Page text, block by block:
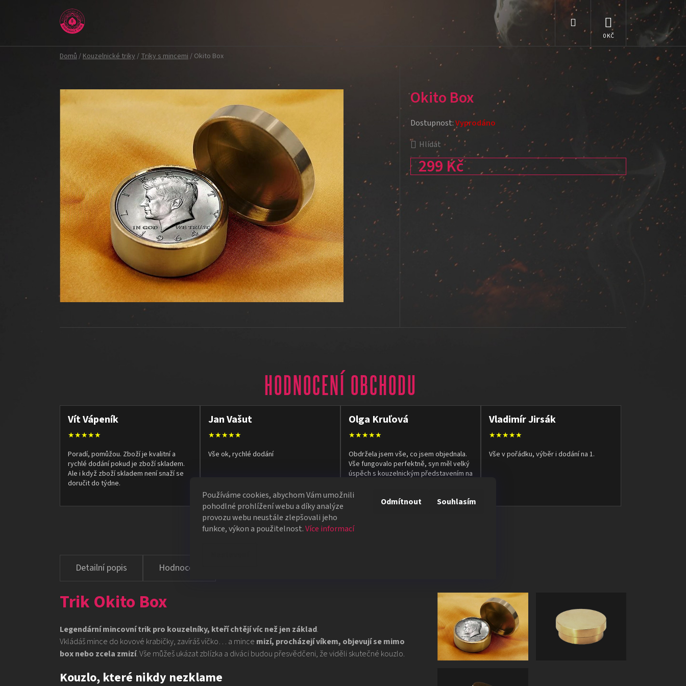
Používáme cookies, abychom Vám umožnili
pohodlné prohlížení webu a díky analýze
provozu webu neustále zlepšovali jeho
funkce, výkon a použitelnost.Více informací
Odmítnout Souhlasím
Hledat
NÁKUPNÍ
KOŠÍK
Domů/Kouzelnické triky/Triky s mincemi/ Okito Box
Okito Box
Hlídat
299 Kč
Měrná cena:
Dostupnost:Vyprodáno
HODNOCENÍ OBCHODU
Vít Vápeník
★★★★★
Poradí, pomůžou. Zboží je kvalitní a
rychlé dodání pokud je zboží skladem.
Ale i když zboží skladem není snaží se
doručit do týdne.
Jan Vašut
★★★★★
Vše ok, rychlé dodání
Olga Kruľová
★★★★★
Obdržela jsem vše, co jsem objednala.
Vše fungovalo perfektně, syn měl velký
úspěch s kouzelnickým představením na
4 dnech, takže naprostá spokojenost.
Vladimír Jirsák
★★★★★
Vše v pořádku, výběr i dodání na 1.
Všechna hodnocení
Hodnocení
Trik Okito Box
Legendární mincovní trik pro kouzelníky, kteří chtějí víc než jen základ.
Vkládáš mince do kovové krabičky, zavíráš víčko… a mince mizí, procházejí víkem, objevují se mimo
box nebo zcela zmizí. Vše můžeš ukázat zblízka a diváci budou přesvědčeni, že viděli skutečné kouzlo.
Kouzlo, které nikdy nezklame